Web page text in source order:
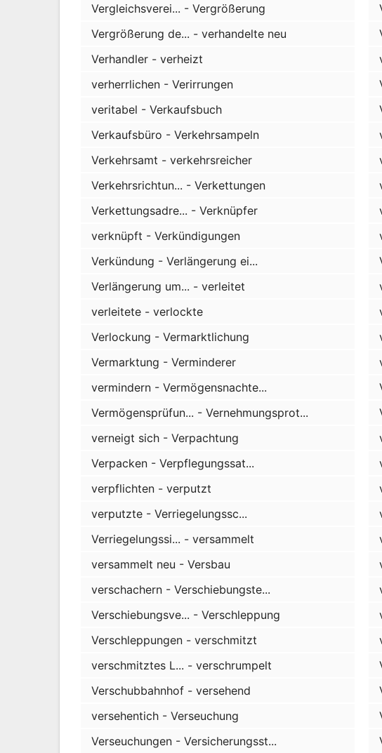
Vergleichsverei... - Vergrößerung
Vergrößerung de... - verhandelte neu
Verhandler - verheizt
verherrlichen - Verirrungen
veritabel - Verkaufsbuch
Verkaufsbüro - Verkehrsampeln
Verkehrsamt - verkehrsreicher
Verkehrsrichtun... - Verkettungen
Verkettungsadre... - Verknüpfer
verknüpft - Verkündigungen
Verkündung - Verlängerung ei...
Verlängerung um... - verleitet
verleitete - verlockte
Verlockung - Vermarktlichung
Vermarktung - Verminderer
vermindern - Vermögensnachte...
Vermögensprüfun... - Vernehmungsprot...
verneigt sich - Verpachtung
Verpacken - Verpflegungssat...
verpflichten - verputzt
verputzte - Verriegelungssc...
Verriegelungssi... - versammelt
versammelt neu - Versbau
verschachern - Verschiebungste...
Verschiebungsve... - Verschleppung
Verschleppungen - verschmitzt
verschmitztes L... - verschrumpelt
Verschubbahnhof - versehend
versehentich - Verseuchung
Verseuchungen - Versicherungsst...